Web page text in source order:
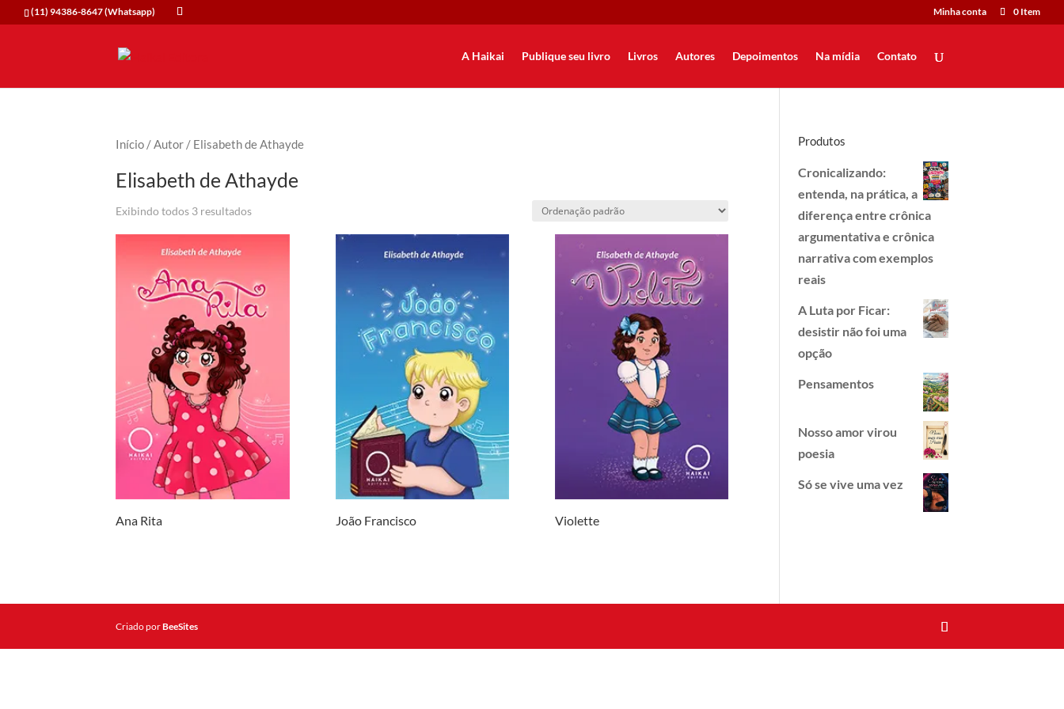
(11) 94386-8647 (Whatsapp) Minha conta 0 Item
A Haikai Publique seu livro Livros Autores Depoimentos Na mídia Contato
Início /Autor / Elisabeth de Athayde
Elisabeth de Athayde
Exibindo todos 3 resultados
Ana Rita João Francisco Violette
Produtos
Cronicalizando:
entenda, na prática, a
diferença entre crônica
argumentativa e crônica
narrativa com exemplos
reais
A Luta por Ficar:
desistir não foi uma
opção
Pensamentos
Nosso amor virou
poesia
Só se vive uma vez
Criado porBeeSites